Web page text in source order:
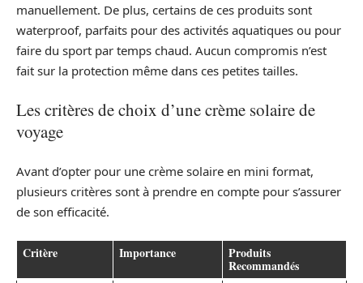
manuellement. De plus, certains de ces produits sont
waterproof, parfaits pour des activités aquatiques ou pour
faire du sport par temps chaud. Aucun compromis n’est
fait sur la protection même dans ces petites tailles.
Les critères de choix d’une crème solaire de
voyage
Avant d’opter pour une crème solaire en mini format,
plusieurs critères sont à prendre en compte pour s’assurer
de son efficacité.
Critère Importance Produits
Recommandés